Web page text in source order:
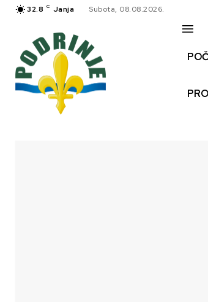
32.8 C Janja Subota, 08.08.2026.